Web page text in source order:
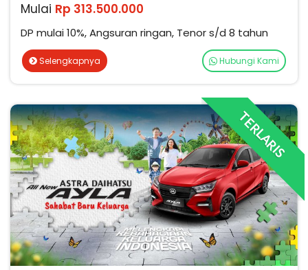
Mulai Rp 313.500.000
DP mulai 10%, Angsuran ringan, Tenor s/d 8 tahun
Selengkapnya Hubungi Kami
TERLARIS